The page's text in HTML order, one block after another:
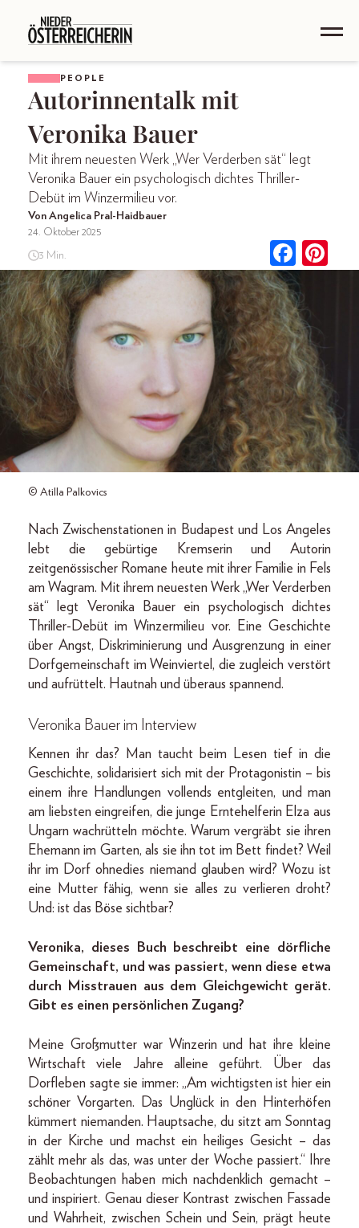
PEOPLE
Autorinnentalk mit
Veronika Bauer
Mit ihrem neuesten Werk „Wer Verderben sät“ legt
Veronika Bauer ein psychologisch dichtes Thriller-
Debüt im Winzermilieu vor.
Von Angelica Pral-Haidbauer
24. Oktober 2025
3 Min.
© Atilla Palkovics
Nach Zwischenstationen in Budapest und Los Angeles
lebt die gebürtige Kremserin und Autorin
zeitgenössischer Romane heute mit ihrer Familie in Fels
am Wagram. Mit ihrem neuesten Werk „Wer Verderben
sät“ legt Veronika Bauer ein psychologisch dichtes
Thriller-Debüt im Winzermilieu vor. Eine Geschichte
über Angst, Diskriminierung und Ausgrenzung in einer
Dorfgemeinschaft im Weinviertel, die zugleich verstört
und aufrüttelt. Hautnah und überaus spannend.
Veronika Bauer im Interview
Kennen ihr das? Man taucht beim Lesen tief in die
Geschichte, solidarisiert sich mit der Protagonistin – bis
einem ihre Handlungen vollends entgleiten, und man
am liebsten eingreifen, die junge Erntehelferin Elza aus
Ungarn wachrütteln möchte. Warum vergräbt sie ihren
Ehemann im Garten, als sie ihn tot im Bett findet? Weil
ihr im Dorf ohnedies niemand glauben wird? Wozu ist
eine Mutter fähig, wenn sie alles zu verlieren droht?
Und: ist das Böse sichtbar?
Veronika, dieses Buch beschreibt eine dörfliche
Gemeinschaft, und was passiert, wenn diese etwa
durch Misstrauen aus dem Gleichgewicht gerät.
Gibt es einen persönlichen Zugang?
Meine Großmutter war Winzerin und hat ihre kleine
Wirtschaft viele Jahre alleine geführt. Über das
Dorfleben sagte sie immer: „Am wichtigsten ist hier ein
schöner Vorgarten. Das Unglück in den Hinterhöfen
kümmert niemanden. Hauptsache, du sitzt am Sonntag
in der Kirche und machst ein heiliges Gesicht – das
zählt mehr als das, was unter der Woche passiert.“ Ihre
Beobachtungen haben mich nachdenklich gemacht –
und inspiriert. Genau dieser Kontrast zwischen Fassade
und Wahrheit, zwischen Schein und Sein, prägt heute